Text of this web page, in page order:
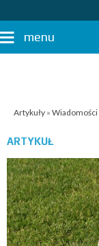
menu
Artykuły » Wiadomości
ARTYKUŁ